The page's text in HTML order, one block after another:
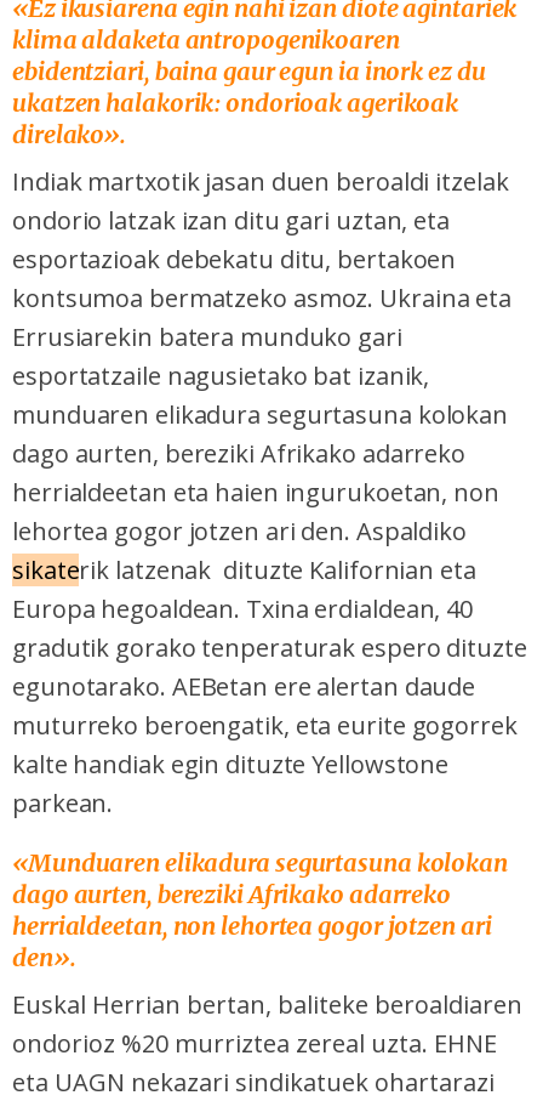
«Ez ikusiarena egin nahi izan diote agintariek
klima aldaketa antropogenikoaren
ebidentziari, baina gaur egun ia inork ez du
ukatzen halakorik: ondorioak agerikoak
direlako».
Indiak martxotik jasan duen beroaldi itzelak
ondorio latzak izan ditu gari uztan, eta
esportazioak debekatu ditu, bertakoen
kontsumoa bermatzeko asmoz. Ukraina eta
Errusiarekin batera munduko gari
esportatzaile nagusietako bat izanik,
munduaren elikadura segurtasuna kolokan
dago aurten, bereziki Afrikako adarreko
herrialdeetan eta haien ingurukoetan, non
lehortea gogor jotzen ari den. Aspaldiko
sikaterik latzenak dituzte Kalifornian eta
Europa hegoaldean. Txina erdialdean, 40
gradutik gorako tenperaturak espero dituzte
egunotarako. AEBetan ere alertan daude
muturreko beroengatik, eta eurite gogorrek
kalte handiak egin dituzte Yellowstone
parkean.
«Munduaren elikadura segurtasuna kolokan
dago aurten, bereziki Afrikako adarreko
herrialdeetan, non lehortea gogor jotzen ari
den».
Euskal Herrian bertan, baliteke beroaldiaren
ondorioz %20 murriztea zereal uzta. EHNE
eta UAGN nekazari sindikatuek ohartarazi